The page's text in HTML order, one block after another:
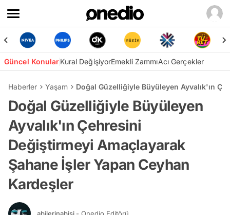
Güncel KonularKural DeğişiyorEmekli ZammıAcı Gerçekler
Haberler Yaşam Doğal Güzelliğiyle Büyüleyen Ayvalık'ın
Doğal Güzelliğiyle Büyüleyen
Ayvalık'ın Çehresini
Değiştirmeyi Amaçlayarak
Şahane İşler Yapan Ceyhan
Kardeşler
abilerinabisi - Onedio Editörü